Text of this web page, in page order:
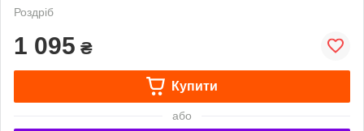
Роздріб
1 095 ₴
Купити
або